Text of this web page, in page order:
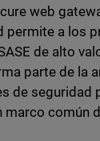
web
permite a los
de alto
parte de la
de seguridad
marco común